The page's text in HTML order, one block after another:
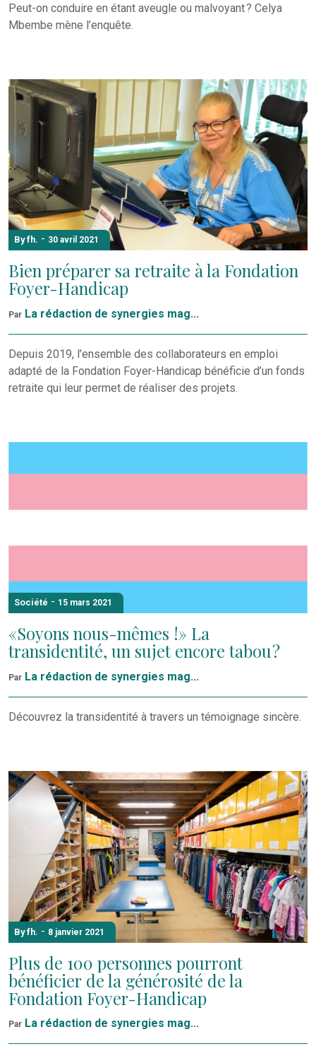
Peut-on conduire en étant aveugle ou malvoyant ? Celya
Mbembe mène l’enquête.
By fh. - 30 avril 2021
Bien préparer sa retraite à la Fondation
Foyer-Handicap
Par La rédaction de synergies mag...
Depuis 2019, l’ensemble des collaborateurs en emploi
adapté de la Fondation Foyer-Handicap bénéficie d’un fonds
retraite qui leur permet de réaliser des projets.
Société - 15 mars 2021
«Soyons nous-mêmes !» La
transidentité, un sujet encore tabou ?
Par La rédaction de synergies mag...
Découvrez la transidentité à travers un témoignage sincère.
By fh. - 8 janvier 2021
Plus de 100 personnes pourront
bénéficier de la générosité de la
Fondation Foyer-Handicap
Par La rédaction de synergies mag...